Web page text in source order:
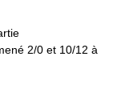
2/0 et 10/12 à